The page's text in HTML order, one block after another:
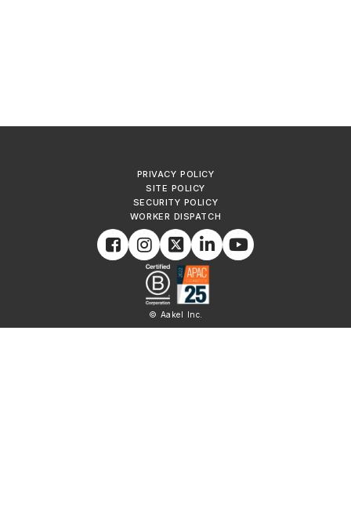
PRIVACY POLICY
SITE POLICY
SECURITY POLICY
WORKER DISPATCH
© Aakel Inc.